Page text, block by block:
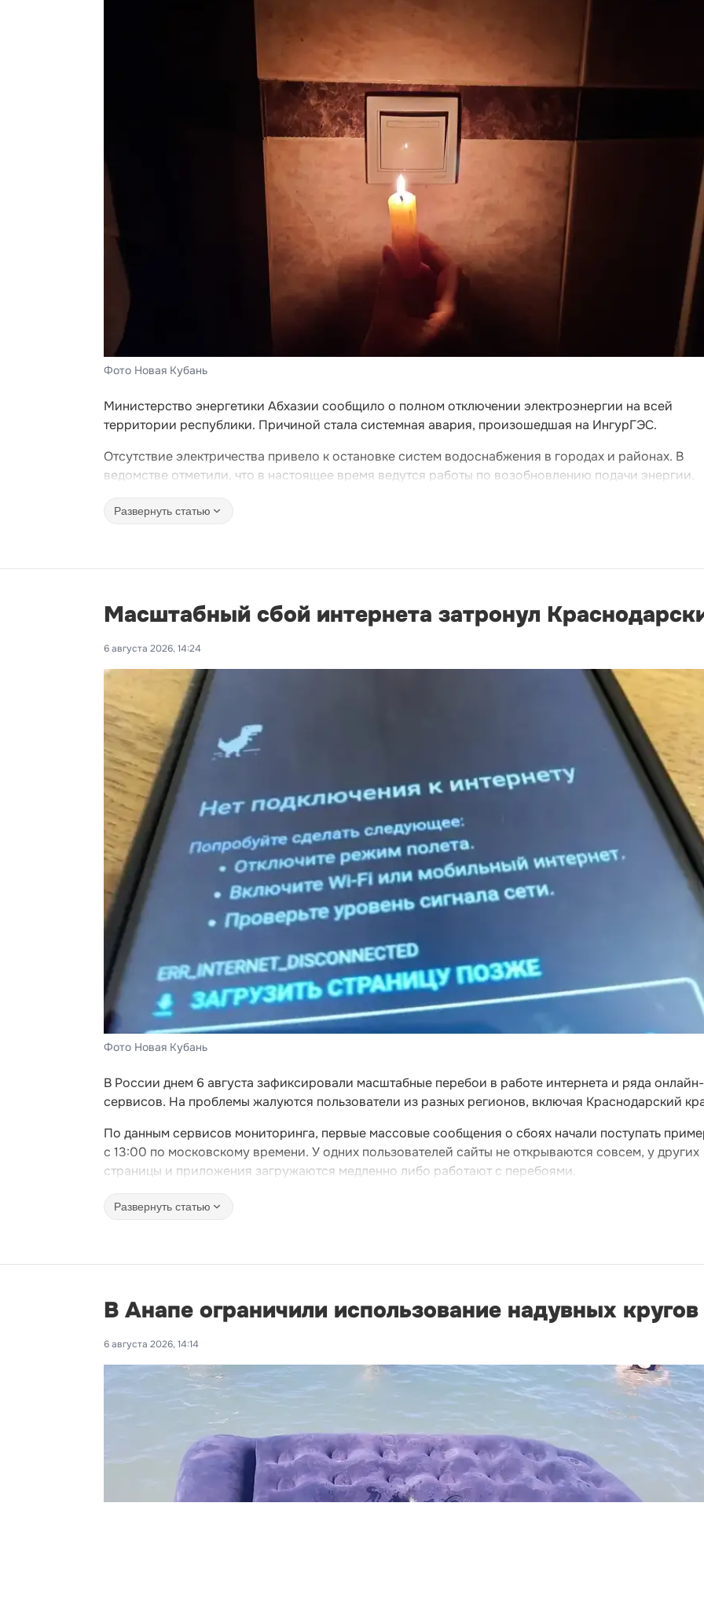
Фото Новая Кубань
Министерство энергетики Абхазии сообщило о полном отключении электроэнергии на всей
территории республики. Причиной стала системная авария, произошедшая на ИнгурГЭС.
Отсутствие электричества привело к остановке систем водоснабжения в городах и районах. В
ведомстве отметили, что в настоящее время ведутся работы по возобновлению подачи энергии.
Развернуть статью
Масштабный сбой интернета затронул
6 августа 2026, 14:24
Фото Новая Кубань
В России днем 6 августа зафиксировали масштабные перебои в работе интернета и ряда онлайн-
сервисов. На проблемы жалуются пользователи из разных регионов, включая Краснодарский
По данным сервисов мониторинга, первые массовые сообщения о сбоях начали поступать
с 13:00 по московскому времени. У одних пользователей сайты не открываются совсем, у других
страницы и приложения загружаются медленно либо работают с перебоями.
Развернуть статью
В Анапе ограничили использование надувных
6 августа 2026, 14:14